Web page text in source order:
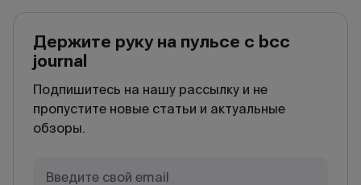
Держите руку на пульсе с bcc
journal
Подпишитесь на нашу рассылку и не
пропустите новые статьи и актуальные
обзоры.